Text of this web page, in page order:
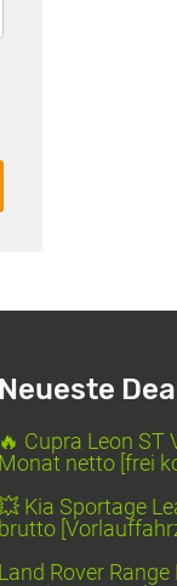
Cupra Leon ST
netto [frei
Kia Sportage
Rover